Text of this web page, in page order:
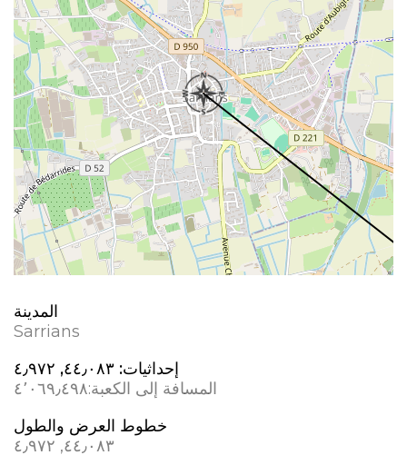
المدينة
Sarrians
إحداثيات: ٤٤٫٠٨٣, ٤٫٩٧٢
المسافة إلى الكعبة:٤٬٠٦٩٫٤٩٨
خطوط العرض والطول
٤٤٫٠٨٣, ٤٫٩٧٢